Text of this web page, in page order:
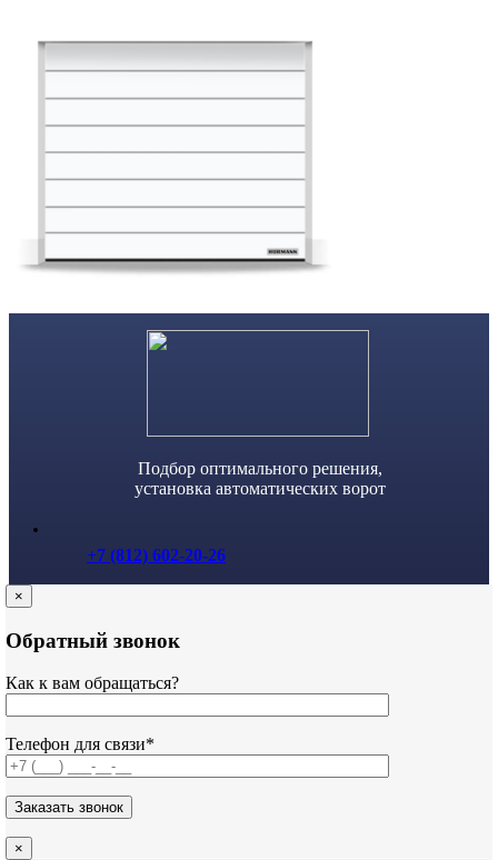
content
Подбор оптимального решения,
установка автоматических ворот
+7 (812) 602-20-26
×
Обратный звонок
Как к вам обращаться?
Телефон для связи*
×